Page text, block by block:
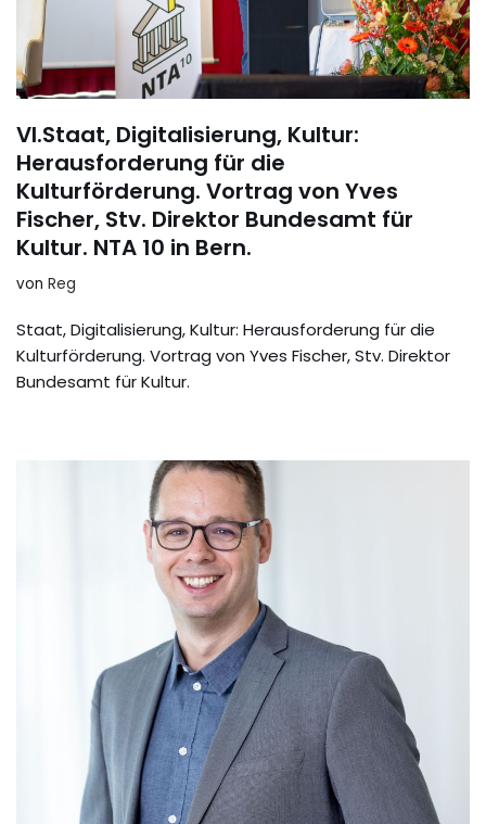
VI.Staat, Digitalisierung, Kultur:
Herausforderung für die
Kulturförderung. Vortrag von Yves
Fischer, Stv. Direktor Bundesamt für
Kultur. NTA 10 in Bern.
von Reg
Staat, Digitalisierung, Kultur: Herausforderung für die
Kulturförderung. Vortrag von Yves Fischer, Stv. Direktor
Bundesamt für Kultur.